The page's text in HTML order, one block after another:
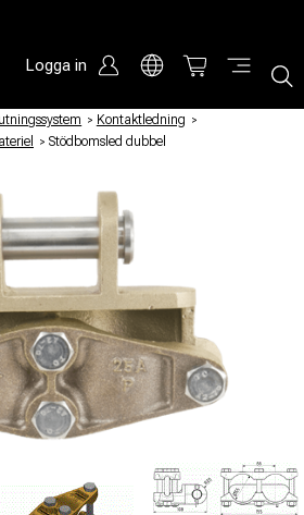
Logga in
/ Kontaktledning /
/ Stödbomsled dubbel